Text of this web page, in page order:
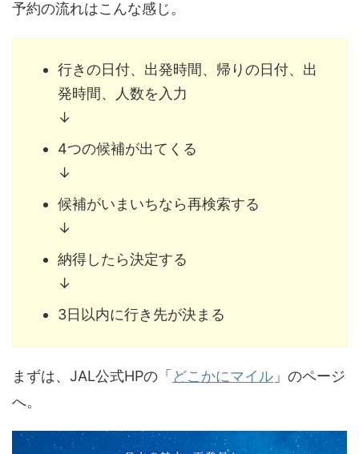
予約の流れはこんな感じ。
行きの日付、出発時間、帰りの日付、出
発時間、人数を入力
↓
4つの候補が出てくる
↓
候補がいまいちなら再検索する
↓
納得したら決定する
↓
3日以内に行き先が決まる
まずは、JAL公式HPの「どこかにマイル 」のページ
へ。